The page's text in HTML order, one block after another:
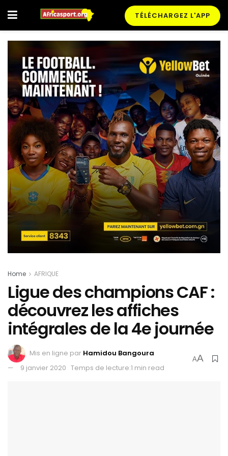
TÉLÉCHARGEZ L'APP
Home AFRIQUE
Ligue des champions CAF :
découvrez les affiches
intégrales de la 4e journée
Mis en ligne par Hamidou Bangoura
9 janvier 2020 Temps de lecture:1 min read
AA